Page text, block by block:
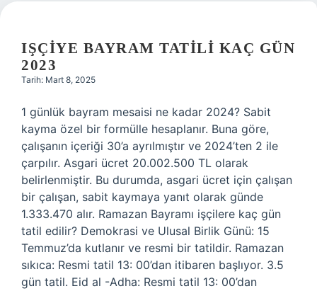
IŞÇIYE BAYRAM TATILI KAÇ GÜN
2023
Tarih: Mart 8, 2025
1 günlük bayram mesaisi ne kadar 2024? Sabit
kayma özel bir formülle hesaplanır. Buna göre,
çalışanın içeriği 30’a ayrılmıştır ve 2024’ten 2 ile
çarpılır. Asgari ücret 20.002.500 TL olarak
belirlenmiştir. Bu durumda, asgari ücret için çalışan
bir çalışan, sabit kaymaya yanıt olarak günde
1.333.470 alır. Ramazan Bayramı işçilere kaç gün
tatil edilir? Demokrasi ve Ulusal Birlik Günü: 15
Temmuz’da kutlanır ve resmi bir tatildir. Ramazan
sıkıca: Resmi tatil 13: 00’dan itibaren başlıyor. 3.5
gün tatil. Eid al -Adha: Resmi tatil 13: 00’dan